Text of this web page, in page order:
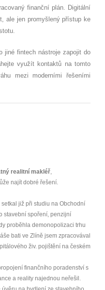
finanční plán. Digitální
ale jen promyšlený přístup ke
jiné fintech nástroje zapojit do
využít kontaktů na tomto
mezi moderními řešeními
realitní makléř
najít dobré řešení.
již při studiu na Obchodní
stavební spoření, penzijní
proběhla demonopolizaci trhu
bati ve Zlíně jsem zpracovával
živ. pojištění na českém
finančního poradenství s
a reality najednou neřešil.